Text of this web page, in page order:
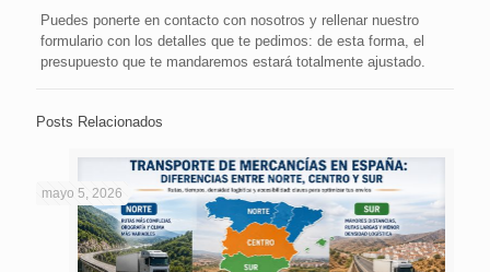
Puedes ponerte en contacto con nosotros y rellenar nuestro
formulario con los detalles que te pedimos: de esta forma, el
presupuesto que te mandaremos estará totalmente ajustado.
Posts Relacionados
mayo 5, 2026